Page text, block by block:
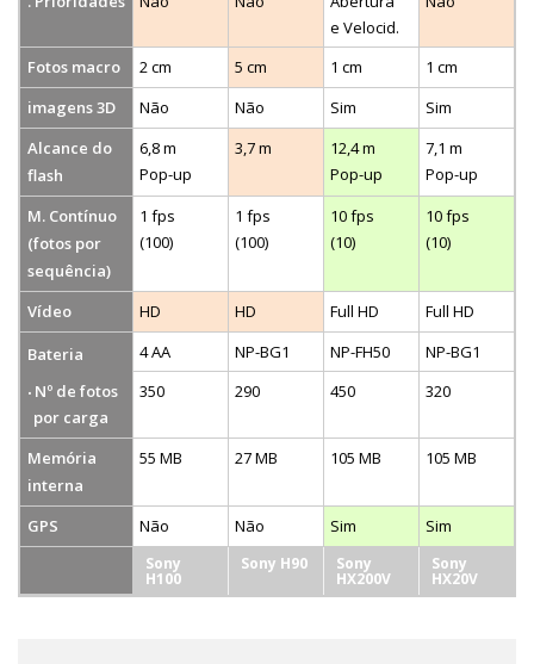
e Velocid.
Fotos macro 2 cm 5 cm 1 cm
1 cm
imagens 3D
Não Não Sim
Sim
Alcance do
flash
6,8 m
Pop-up
3,7 m
12,4 m
Pop-up
7,1 m
Pop-up
M. Contínuo
(fotos por
sequência)
1 fps
(100)
1 fps
(100)
10 fps
(10)
10 fps
(10)
Vídeo HD HD Full HD
Full HD
Bateria
4 AA NP-BG1 NP-FH50
NP-BG1
Nº de fotos
por carga
350 290 450 320
Memória
interna
55 MB 27 MB 105 MB 105 MB
GPS Não Não Sim Sim
Sony
H100
Sony H90 Sony
HX200V
Sony
HX20V